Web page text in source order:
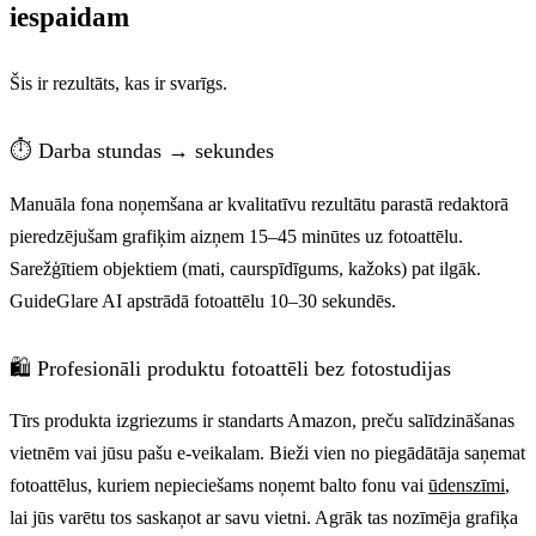
iespaidam
Šis ir rezultāts, kas ir svarīgs.
⏱️ Darba stundas → sekundes
Manuāla fona noņemšana ar kvalitatīvu rezultātu parastā redaktorā
pieredzējušam grafiķim aizņem 15–45 minūtes uz fotoattēlu.
Sarežģītiem objektiem (mati, caurspīdīgums, kažoks) pat ilgāk.
GuideGlare AI apstrādā fotoattēlu 10–30 sekundēs.
🛍️ Profesionāli produktu fotoattēli bez fotostudijas
Tīrs produkta izgriezums ir standarts Amazon, preču salīdzināšanas
vietnēm vai jūsu pašu e-veikalam. Bieži vien no piegādātāja saņemat
fotoattēlus, kuriem nepieciešams noņemt balto fonu vai ūdenszīmi,
lai jūs varētu tos saskaņot ar savu vietni. Agrāk tas nozīmēja grafiķa